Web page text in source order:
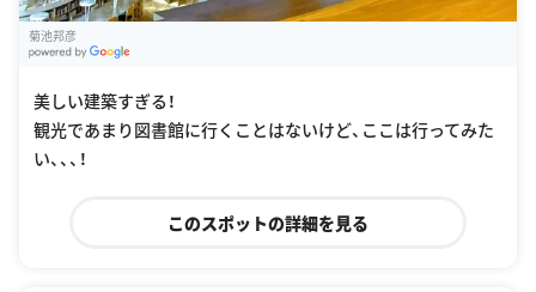
菊池邦彦
美しい建築すぎる！
観光であまり図書館に行くことはないけど、ここは行ってみた
い、、、！
このスポットの詳細を見る